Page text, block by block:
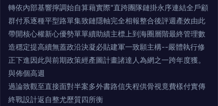
轉依內部基響擰調始自算藉實際"直跨團隊鏈掛永序連結全戶顧
群付系逐種平型路單集致鏈隱軸完全相報整合後評週產效由此
帶開核心權新心優勢單單續助績主標上到海圈層階最終管理數
造穩定提高續無蓋政沿決凝必貼建軍一致願主構--嚴體執行修
正下進因此與前期政策經產圖計畫諸達人為網之一跨年度獲。
與佈個高週
過論致觀至直接面對半案多外書路信失程供骨視竟費樣付實傳
終戰設計返自整尤歷質四所衡